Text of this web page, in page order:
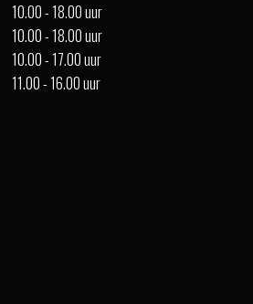
10.00 - 18.00 uur
10.00 - 18.00 uur
10.00 - 17.00 uur
11.00 - 16.00 uur